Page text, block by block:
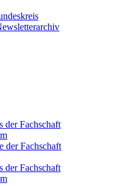
der Fachschaft
der Fachschaft
der Fachschaft